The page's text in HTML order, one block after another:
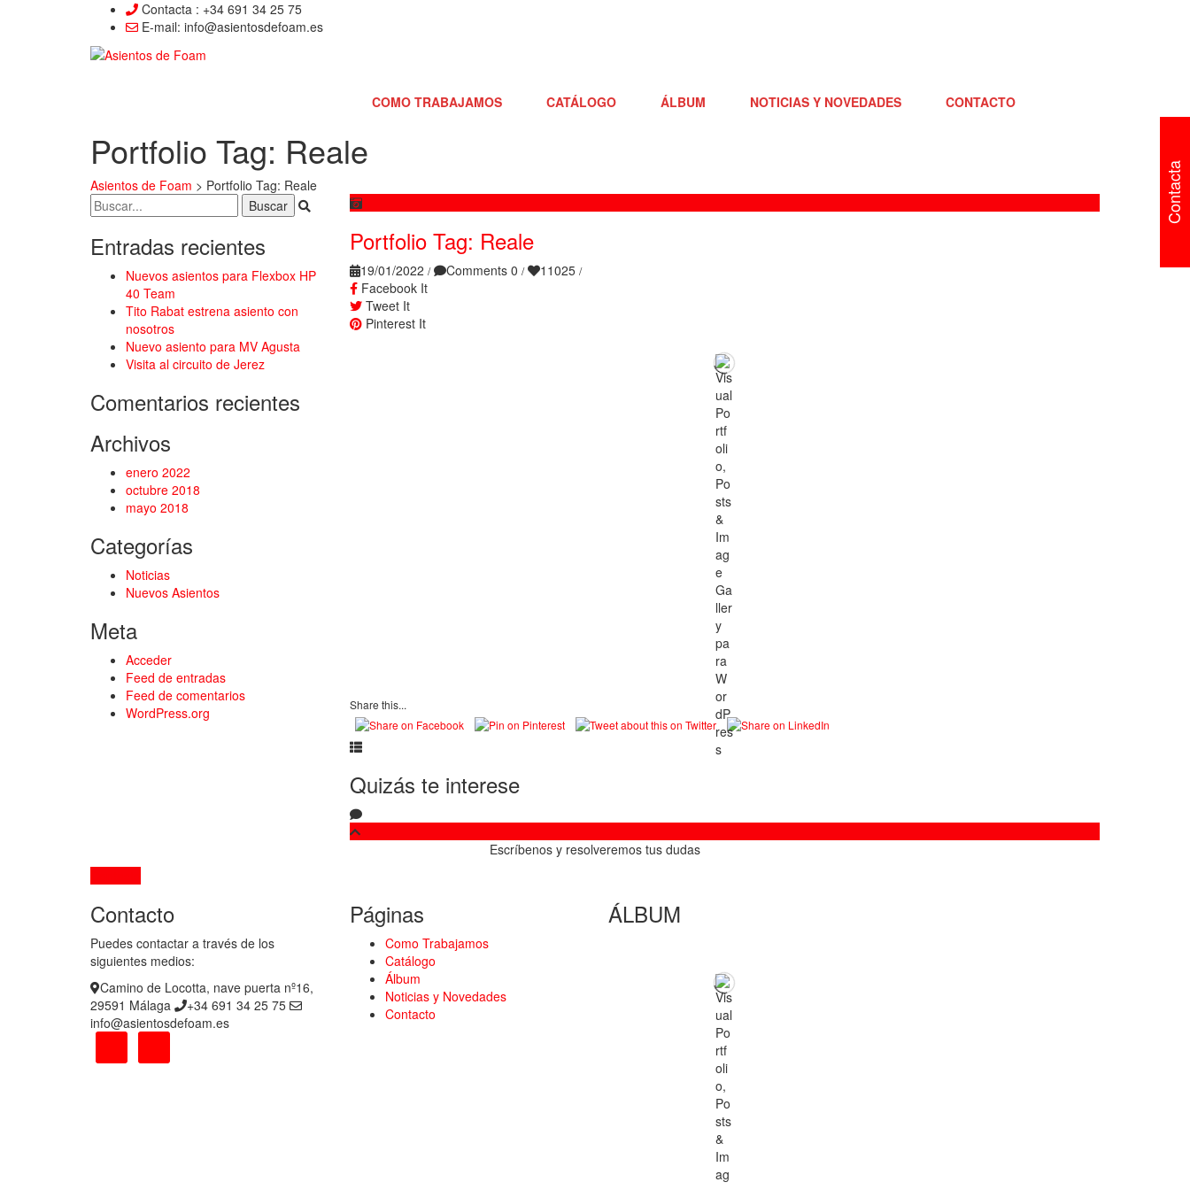
Contacta : +34 691 34 25 75
E-mail: info@asientosdefoam.es
COMO TRABAJAMOS CATÁLOGO ÁLBUM NOTICIAS Y NOVEDADES CONTACTO
Portfolio Tag: Reale
Asientos de Foam > Portfolio Tag: Reale
Entradas recientes
Nuevos asientos para Flexbox HP
40 Team
Tito Rabat estrena asiento con
nosotros
Nuevo asiento para MV Agusta
Visita al circuito de Jerez
Comentarios recientes
Archivos
enero 2022
octubre 2018
mayo 2018
Categorías
Noticias
Nuevos Asientos
Meta
Acceder
Feed de entradas
Feed de comentarios
WordPress.org
Portfolio Tag: Reale
19/01/2022 / Comments 0 / 11025 /
Facebook It
Tweet It
Pinterest It
Share this...
Quizás te interese
Escríbenos y resolveremos tus dudas
Contacto
Puedes contactar a través de los
siguientes medios:
Camino de Locotta, nave puerta nº16,
29591 Málaga
+34 691 34 25 75
info@asientosdefoam.es
Páginas
Como Trabajamos
Catálogo
Álbum
Noticias y Novedades
Contacto
ÁLBUM
Contacta